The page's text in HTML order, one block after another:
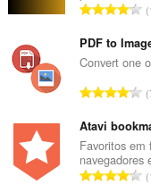
o
o
t
a
d
e
a
v
N
e
o
o
t
a
PDF to
Convert one
N
e
r
o
Atavi
Favoritos em
navegadores
N